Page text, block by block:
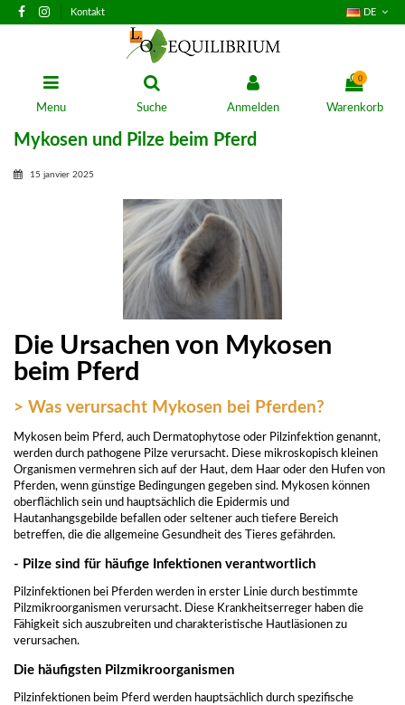
Kontakt DE
Menu Suche Anmelden
0
Warenkorb
Mykosen und Pilze beim Pferd
15 janvier 2025
Die Ursachen von Mykosen
beim Pferd
> Was verursacht Mykosen bei Pferden?
Mykosen beim Pferd, auch Dermatophytose oder Pilzinfektion genannt,
werden durch pathogene Pilze verursacht. Diese mikroskopisch kleinen
Organismen vermehren sich auf der Haut, dem Haar oder den Hufen von
Pferden, wenn günstige Bedingungen gegeben sind. Mykosen können
oberflächlich sein und hauptsächlich die Epidermis und
Hautanhangsgebilde befallen oder seltener auch tiefere Bereich
betreffen, die die allgemeine Gesundheit des Tieres gefährden.
- Pilze sind für häufige Infektionen verantwortlich
Pilzinfektionen bei Pferden werden in erster Linie durch bestimmte
Pilzmikroorganismen verursacht. Diese Krankheitserreger haben die
Fähigkeit sich auszubreiten und charakteristische Hautläsionen zu
verursachen.
Die häufigsten Pilzmikroorganismen
Pilzinfektionen beim Pferd werden hauptsächlich durch spezifische